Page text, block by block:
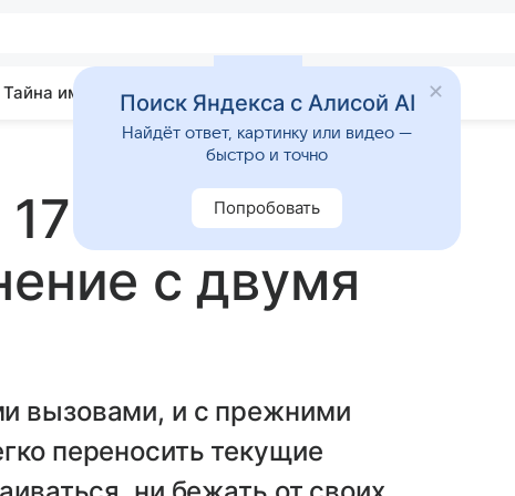
Тайна имени Гадания Приметы
октября
с двумя
вызовами, и с прежними
переносить текущие
Поиск Яндекса с Алисой AI
Найдёт ответ, картинку или видео —
быстро и точно
Попробовать